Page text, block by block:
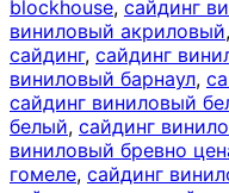
blockhouse, сайдинг
виниловый акриловый,
сайдинг, сайдинг
виниловый барнаул,
сайдинг виниловый
белый, сайдинг
виниловый бревно
гомеле, сайдинг